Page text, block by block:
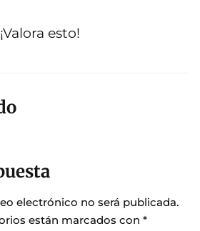
¡Valora esto!
electrónico no será publicada.
están marcados con *